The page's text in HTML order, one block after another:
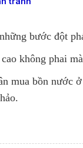
bước đột
không phai
mua bồn nước